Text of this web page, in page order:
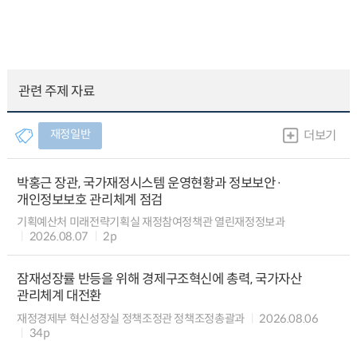
관련 주제 자료
재정일반 더보기
박홍근 장관, 국가재정시스템 운영현황과 정보보안·
개인정보보호 관리체계 점검
기획예산처 미래전략기획실 재정참여정책관 열린재정정보과
2026.08.07
2p
잠재성장률 반등을 위해 경제구조혁신에 총력, 국가자산
관리체계 대전환
재정경제부 혁신성장실 정책조정관 정책조정총괄과
2026.08.06
34p